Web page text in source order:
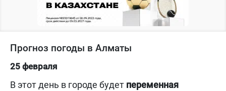
Прогноз погоды в Алматы
25 февраля
В этот день в городе будет переменная